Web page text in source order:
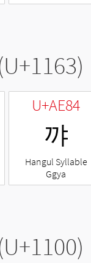
U+AE84
꺄
Hangul Syllable
Ggya